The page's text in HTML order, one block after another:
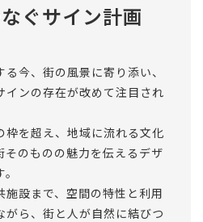
ぐサイン計画
今、街の風景に寄り添い、
インの存在が改めて注目され
を超え、地域に流れる文化
のものの魅力を伝えるデザ
設まで、空間の特性と利用
ら、街と人が自然に結びつ